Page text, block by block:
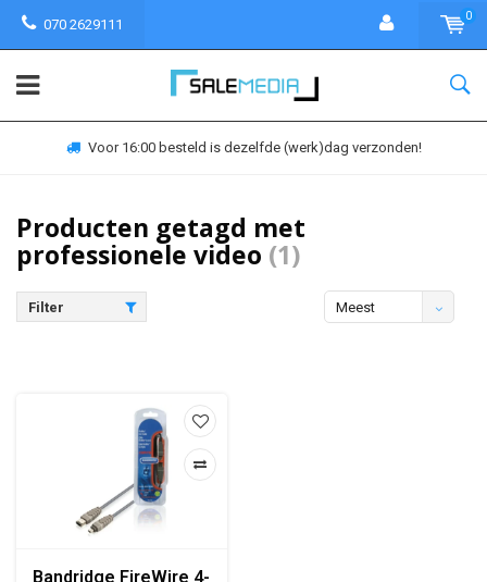
070 2629111
0
Voor 16:00 besteld is dezelfde (werk)dag verzonden!
Producten getagd met
professionele video (1)
Filter
Meest
Bandridge FireWire 4-